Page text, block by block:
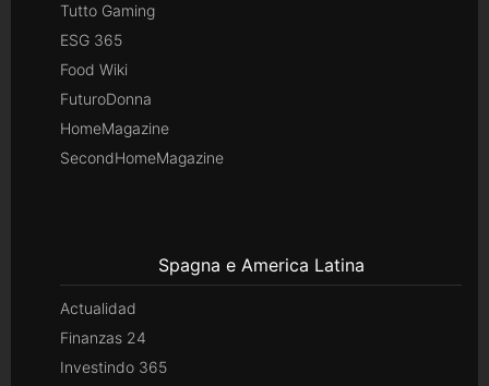
Tutto Gaming
ESG 365
Food Wiki
FuturoDonna
HomeMagazine
SecondHomeMagazine
Spagna e America Latina
Actualidad
Finanzas 24
Investindo 365